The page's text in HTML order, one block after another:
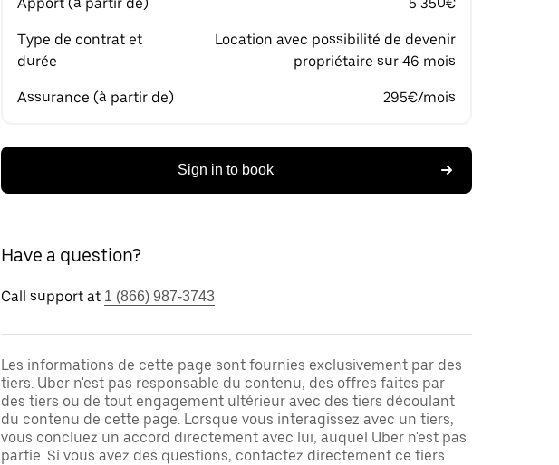
Type de contrat et
durée
Location avec possibilité de devenir
propriétaire sur 46 mois
Assurance (à partir de) 295€/mois
Sign in to book
Have a question?
Call support at 1 (866) 987-3743
Les informations de cette page sont fournies exclusivement par des
tiers. Uber n'est pas responsable du contenu, des offres faites par
des tiers ou de tout engagement ultérieur avec des tiers découlant
du contenu de cette page. Lorsque vous interagissez avec un tiers,
vous concluez un accord directement avec lui, auquel Uber n'est pas
partie. Si vous avez des questions, contactez directement ce tiers.